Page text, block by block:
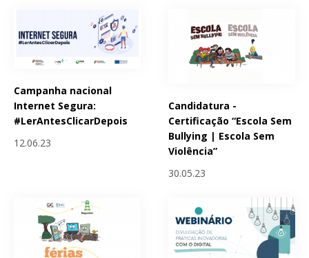
Campanha nacional
Internet Segura:
#LerAntesClicarDepois
12.06.23
Candidatura -
Certificação “Escola Sem
Bullying | Escola Sem
Violência”
30.05.23